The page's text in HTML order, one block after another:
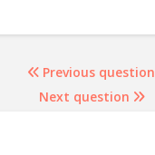
Previous question
Next question